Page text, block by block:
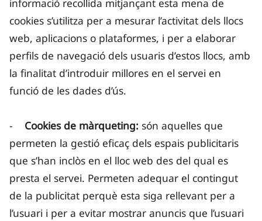
informació recollida mitjançant esta mena de
cookies s’utilitza per a mesurar l’activitat dels llocs
web, aplicacions o plataformes, i per a elaborar
perfils de navegació dels usuaris d’estos llocs, amb
la finalitat d’introduir millores en el servei en
funció de les dades d’ús.
- Cookies de màrqueting: són aquelles que
permeten la gestió eficaç dels espais publicitaris
que s’han inclòs en el lloc web des del qual es
presta el servei. Permeten adequar el contingut
de la publicitat perquè esta siga rellevant per a
l’usuari i per a evitar mostrar anuncis que l’usuari